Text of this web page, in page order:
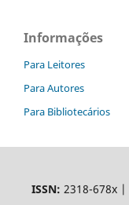
Informações
Para Leitores
Para Autores
Para Bibliotecários
ISSN: 2318-678x |